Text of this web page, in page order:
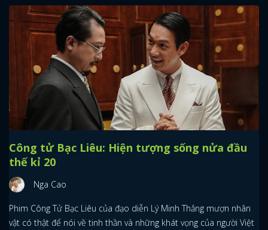
Công tử Bạc Liêu: Hiện tượng sống nửa đầu
thế kỉ 20
Nga Cao
Phim Công Tử Bạc Liêu của đạo diễn Lý Minh Thắng mượn nhân
vật có thật để nói về tinh thần và những khát vọng của người Việt